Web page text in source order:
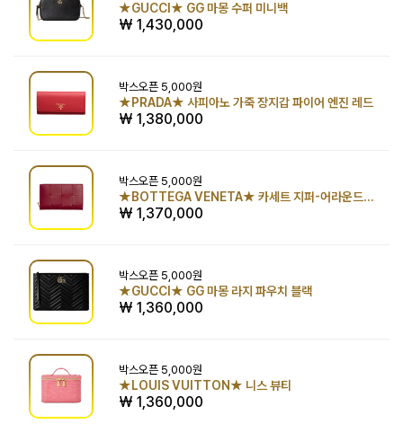
★GUCCI★ GG 마몽 수퍼 미니백
₩ 1,430,000
박스오픈 5,000원
★PRADA★ 사피아노 가죽 장지갑 파이어 엔진 레드
₩ 1,380,000
박스오픈 5,000원
★BOTTEGA VENETA★ 카세트 지퍼-어라운드 지갑 다크 레드/블리스 워시드
₩ 1,370,000
박스오픈 5,000원
★GUCCI★ GG 마몽 라지 파우치 블랙
₩ 1,360,000
박스오픈 5,000원
★LOUIS VUITTON★ 니스 뷰티
₩ 1,360,000